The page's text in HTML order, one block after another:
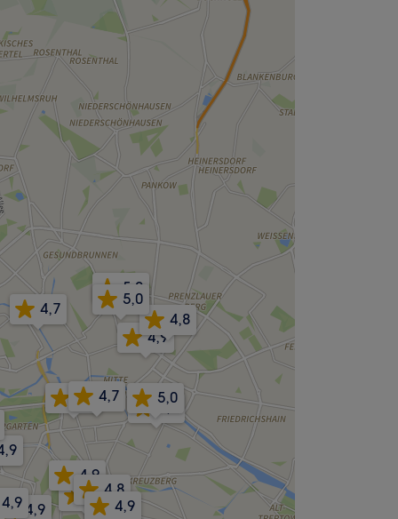
4,9
4,7
5,0
4,9
4,9
4,9
5,0
4,9
4,9
4,8
4,7
4,8
5,0
5,0
4,9